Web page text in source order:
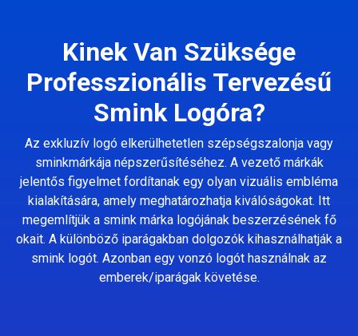
Kinek Van Szüksége
Professzionális Tervezésű
Smink Logóra?
Az exkluzív logó elkerülhetetlen szépségszalonja vagy
sminkmárkája népszerűsítéséhez. A vezető márkák
jelentős figyelmet fordítanak egy olyan vizuális embléma
kialakítására, amely meghatározhatja kiválóságokat. Itt
megemlítjük a smink márka logójának beszerzésének fő
okait. A különböző iparágakban dolgozók kihasználhatják a
smink logót. Azonban egy vonzó logót használnak az
emberek/iparágak követése.